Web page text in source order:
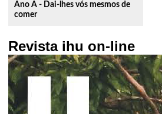
Ano A - Dai-lhes vós mesmos de
comer
Revista ihu on-line